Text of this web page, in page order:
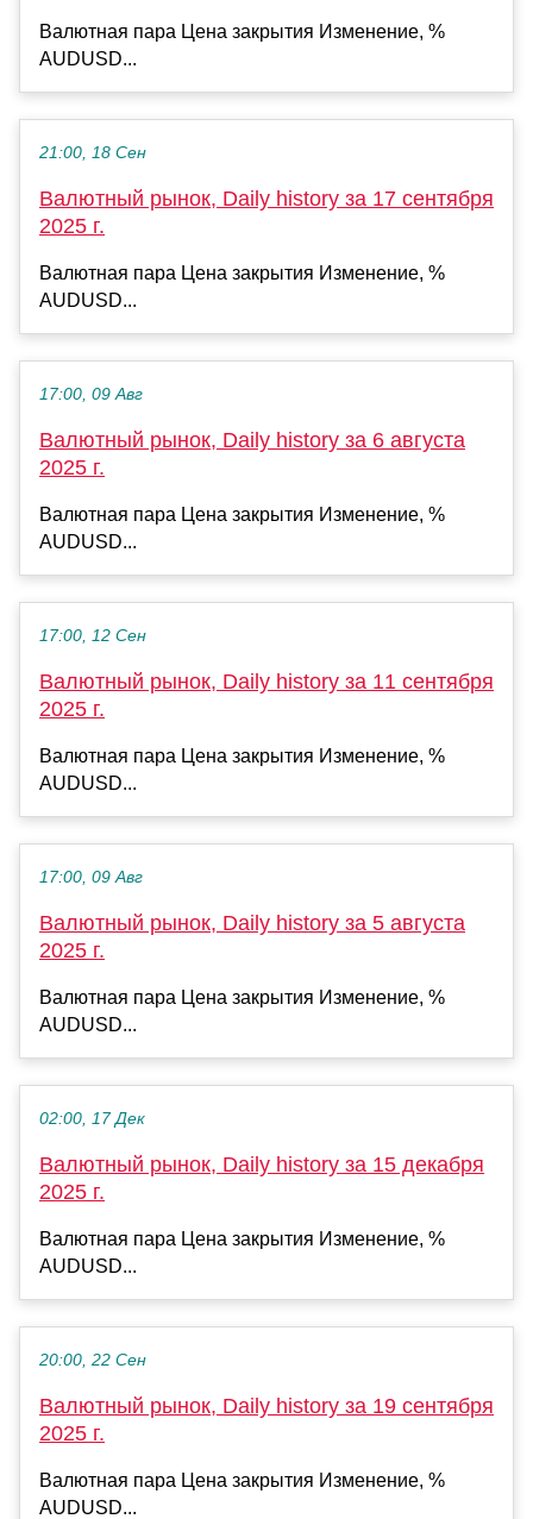
Валютная пара Цена закрытия Изменение, %
AUDUSD...
21:00, 18 Сен
Валютный рынок, Daily history за 17 сентября
2025 г.
Валютная пара Цена закрытия Изменение, %
AUDUSD...
17:00, 09 Авг
Валютный рынок, Daily history за 6 августа
2025 г.
Валютная пара Цена закрытия Изменение, %
AUDUSD...
17:00, 12 Сен
Валютный рынок, Daily history за 11 сентября
2025 г.
Валютная пара Цена закрытия Изменение, %
AUDUSD...
17:00, 09 Авг
Валютный рынок, Daily history за 5 августа
2025 г.
Валютная пара Цена закрытия Изменение, %
AUDUSD...
02:00, 17 Дек
Валютный рынок, Daily history за 15 декабря
2025 г.
Валютная пара Цена закрытия Изменение, %
AUDUSD...
20:00, 22 Сен
Валютный рынок, Daily history за 19 сентября
2025 г.
Валютная пара Цена закрытия Изменение, %
AUDUSD...